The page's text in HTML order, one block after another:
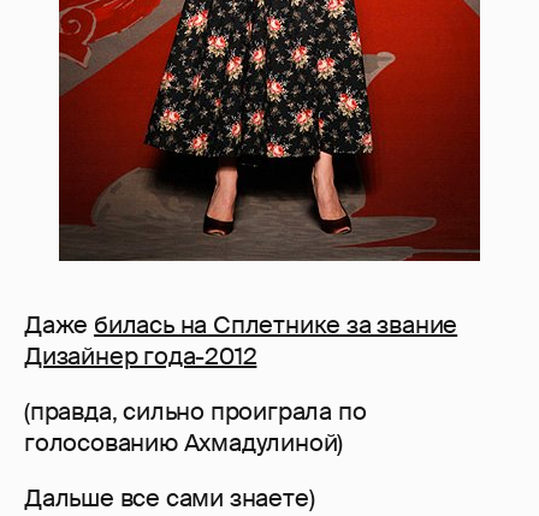
Даже билась на Сплетнике за звание
Дизайнер года-2012
(правда, сильно проиграла по
голосованию Ахмадулиной)
Дальше все сами знаете)